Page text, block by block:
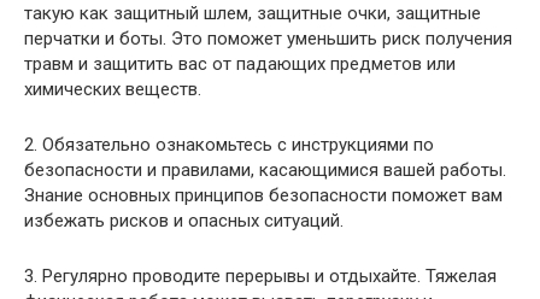
такую как защитный шлем, защитные очки, защитные
перчатки и боты. Это поможет уменьшить риск получения
травм и защитить вас от падающих предметов или
химических веществ.
2. Обязательно ознакомьтесь с инструкциями по
безопасности и правилами, касающимися вашей работы.
Знание основных принципов безопасности поможет вам
избежать рисков и опасных ситуаций.
3. Регулярно проводите перерывы и отдыхайте. Тяжелая